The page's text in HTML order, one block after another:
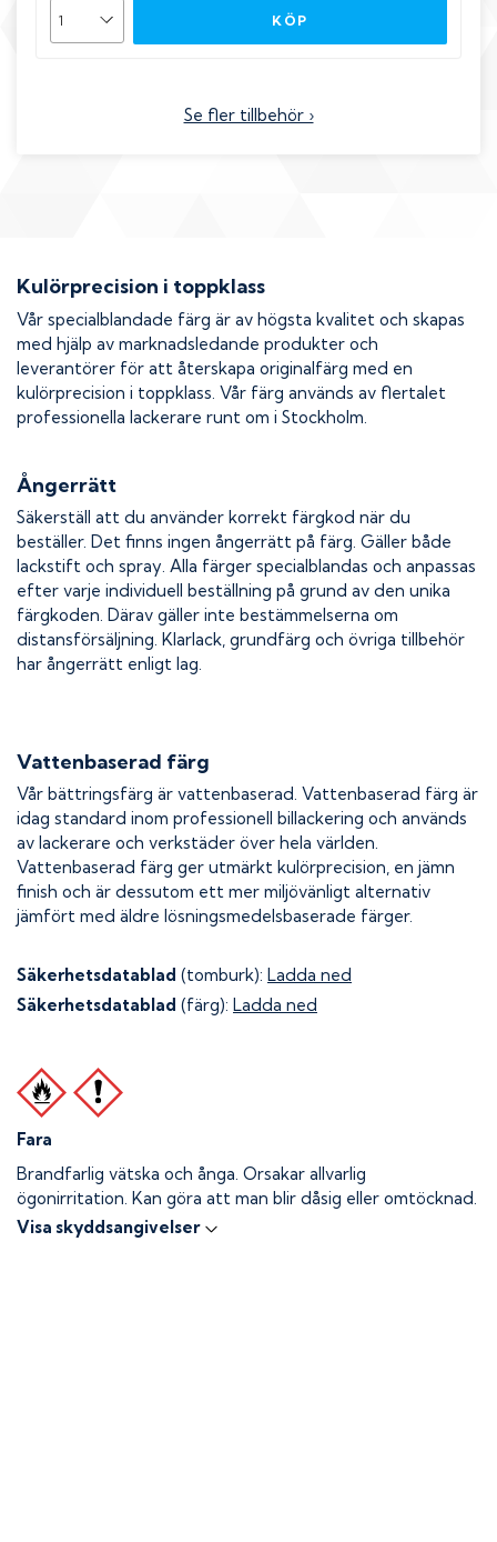
KÖP
Se fler tillbehör ›
Kulörprecision i toppklass
Vår specialblandade färg är av högsta kvalitet och skapas
med hjälp av marknadsledande produkter och
leverantörer för att återskapa originalfärg med en
kulörprecision i toppklass. Vår färg används av flertalet
professionella lackerare runt om i Stockholm.
Ångerrätt
Säkerställ att du använder korrekt färgkod när du
beställer. Det finns ingen ångerrätt på färg. Gäller både
lackstift och spray. Alla färger specialblandas och anpassas
efter varje individuell beställning på grund av den unika
färgkoden. Därav gäller inte bestämmelserna om
distansförsäljning. Klarlack, grundfärg och övriga tillbehör
har ångerrätt enligt lag.
Vattenbaserad färg
Vår bättringsfärg är vattenbaserad. Vattenbaserad färg är
idag standard inom professionell billackering och används
av lackerare och verkstäder över hela världen.
Vattenbaserad färg ger utmärkt kulörprecision, en jämn
finish och är dessutom ett mer miljövänligt alternativ
jämfört med äldre lösningsmedelsbaserade färger.
Säkerhetsdatablad (tomburk): Ladda ned
Säkerhetsdatablad (färg): Ladda ned
Fara
Brandfarlig vätska och ånga. Orsakar allvarlig
ögonirritation. Kan göra att man blir dåsig eller omtöcknad.
Visa skyddsangivelser